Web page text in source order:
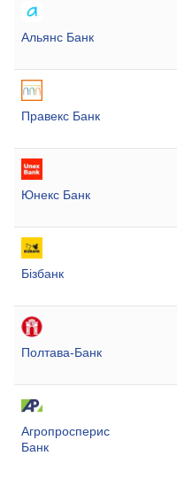
Альянс Банк
Правекс Банк
Юнекс Банк
Бізбанк
Полтава-Банк
Агропросперис
Банк